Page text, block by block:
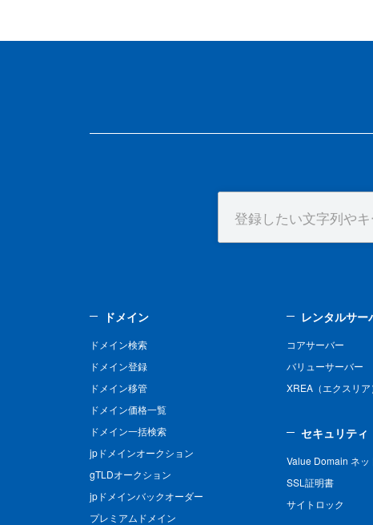
ドメイン
ドメイン検索
ドメイン登録
ドメイン移管
ドメイン価格一覧
ドメイン一括検索
jpドメインオークション
gTLDオークション
jpドメインバックオーダー
プレミアムドメイン
レンタルサー
コアサーバー
バリューサーバー
XREA（エクスリア
セキュリティ
Value Domain ネッ
SSL証明書
サイトロック